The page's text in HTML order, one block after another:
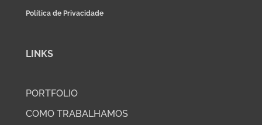
Política de Privacidade
LINKS
PORTFOLIO
COMO TRABALHAMOS